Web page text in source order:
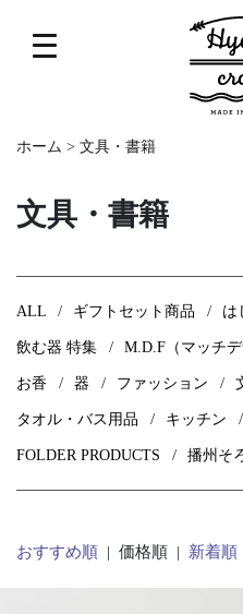
ホーム > 文具・書籍
文具・書籍
ALL ギフトセット商品 は
飲む器 特集 M.D.F（マッチ
お香 器 ファッション
タオル・バス用品 キッチン
FOLDER PRODUCTS 播州そ
おすすめ順 | 価格順 | 新着順